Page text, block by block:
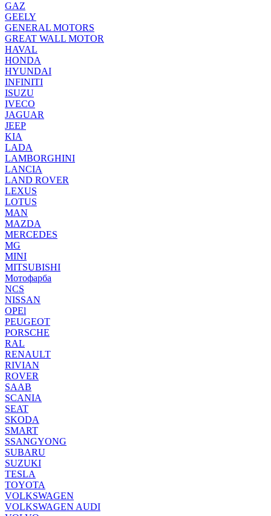
GAZ
GEELY
GENERAL MOTORS
GREAT WALL MOTOR
HAVAL
HONDA
HYUNDAI
INFINITI
ISUZU
IVECO
JAGUAR
JEEP
KIA
LADA
LAMBORGHINI
LANCIA
LAND ROVER
LEXUS
LOTUS
MAN
MAZDA
MERCEDES
MG
MINI
MITSUBISHI
Мотофарба
NCS
NISSAN
OPEl
PEUGEOT
PORSCHE
RAL
RENAULT
RIVIAN
ROVER
SAAB
SCANIA
SEAT
SKODA
SMART
SSANGYONG
SUBARU
SUZUKI
TESLA
TOYOTA
VOLKSWAGEN
VOLKSWAGEN AUDI